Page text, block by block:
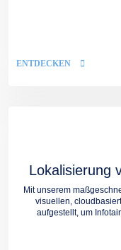
ENTDECKEN
Lokalisierung
Mit unserem
visuellen,
aufgestellt, um